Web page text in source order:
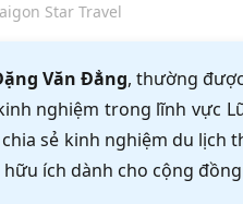
Star Travel
Văn Đẳng, thường
nghiệm trong lĩnh vực
sẻ kinh nghiệm du
ích dành cho cộng